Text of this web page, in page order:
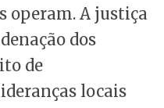
operam. A justiça
dos
de
locais